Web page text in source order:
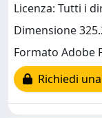
Licenza: Tutti i
Dimensione
Formato Adobe
Richiedi